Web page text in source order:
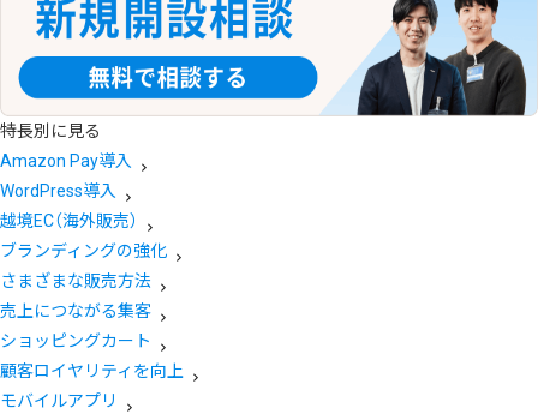
特長別に見る
Amazon Pay導入
WordPress導入
越境EC（海外販売）
ブランディングの強化
さまざまな販売方法
売上につながる集客
ショッピングカート
顧客ロイヤリティを向上
モバイルアプリ